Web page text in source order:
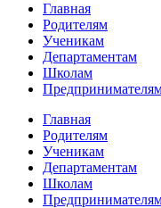
Главная
Родителям
Ученикам
Департаментам
Школам
Главная
Родителям
Ученикам
Департаментам
Школам